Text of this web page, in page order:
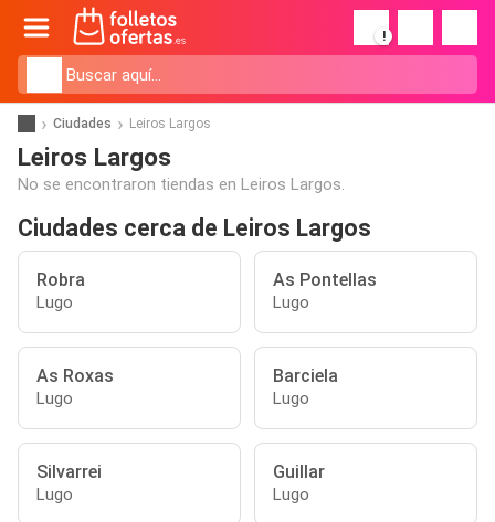
!
Ciudades Leiros Largos
Leiros Largos
No se encontraron tiendas en Leiros Largos.
Ciudades cerca de Leiros Largos
Robra
Lugo
As Pontellas
Lugo
As Roxas
Lugo
Barciela
Lugo
Silvarrei
Lugo
Guillar
Lugo